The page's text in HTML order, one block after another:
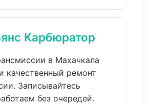
Карбюратор
в Махачкала
качественный ремонт
Записывайтесь
без очередей.